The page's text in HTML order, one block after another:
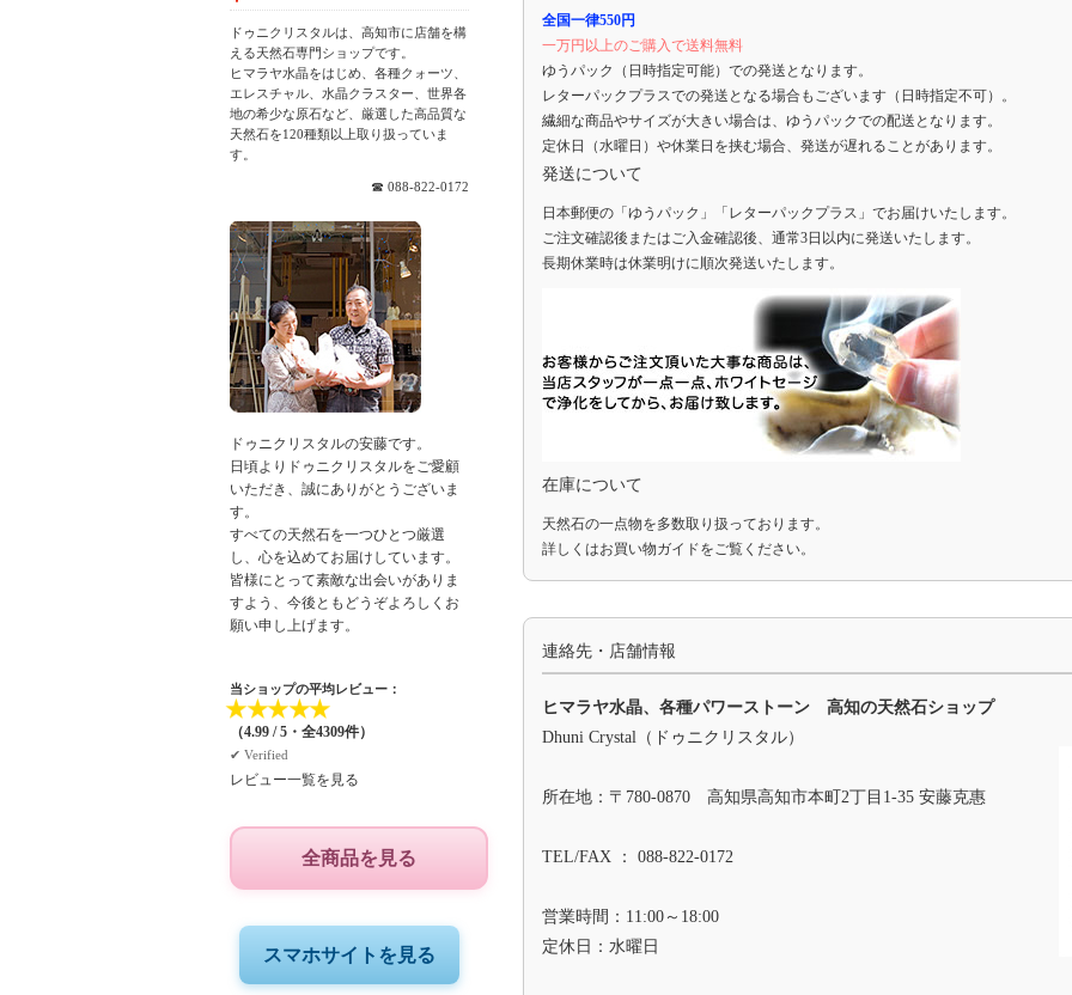
全国一律550円
一万円以上のご購入で送料無料
ゆうパック（日時指定可能）での発送となります。
レターパックプラスでの発送となる場合もございます（日時指定不可）。
繊細な商品やサイズが大きい場合は、ゆうパックでの配送となります。
定休日（水曜日）や休業日を挟む場合、発送が遅れることがあります。
発送について
日本郵便の「ゆうパック」「レターパックプラス」でお届けいたします。
ご注文確認後またはご入金確認後、通常3日以内に発送いたします。
長期休業時は休業明けに順次発送いたします。
在庫について
天然石の一点物を多数取り扱っております。
詳しくはお買い物ガイドをご覧ください。
連絡先・店舗情報
ヒマラヤ水晶、各種パワーストーン 高知の天然石ショップ
Dhuni Crystal（ドゥニクリスタル）
所在地：〒780-0870 高知県高知市本町2丁目1-35 安藤克惠
TEL/FAX ： 088-822-0172
営業時間：11:00～18:00
定休日：水曜日
ドゥニクリスタルは、高知市に店舗を構
える天然石専門ショップです。
ヒマラヤ水晶をはじめ、各種クォーツ、
エレスチャル、水晶クラスター、世界各
地の希少な原石など、厳選した高品質な
天然石を120種類以上取り扱っていま
す。
☎ 088-822-0172
ドゥニクリスタルの安藤です。
日頃よりドゥニクリスタルをご愛顧
いただき、誠にありがとうございま
す。
すべての天然石を一つひとつ厳選
し、心を込めてお届けしています。
皆様にとって素敵な出会いがありま
すよう、今後ともどうぞよろしくお
願い申し上げます。
当ショップの平均レビュー：
★★★★★
（4.99 / 5・全4309件）
✔︎ Verified
レビュー一覧を見る
全商品を見る
スマホサイトを見る